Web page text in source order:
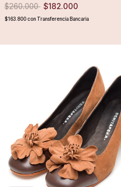
$260.000 $182.000
$163.800 con Transferencia Bancaria